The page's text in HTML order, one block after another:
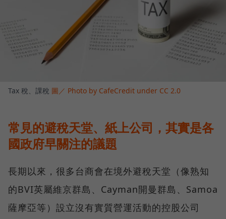
Tax 稅、課稅 圖／ Photo by CafeCredit under CC 2.0
常見的避稅天堂、紙上公司，其實是各
國政府早關注的議題
長期以來，很多台商會在境外避稅天堂（像熟知
的BVI英屬維京群島、Cayman開曼群島、Samoa
薩摩亞等）設立沒有實質營運活動的控股公司